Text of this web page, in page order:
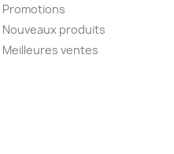
Promotions
Nouveaux produits
Meilleures ventes